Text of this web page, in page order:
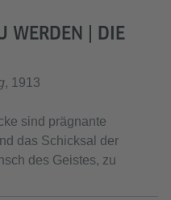
WERDEN | DIE
, 1913
sind prägnante
das Schicksal der
des Geistes, zu